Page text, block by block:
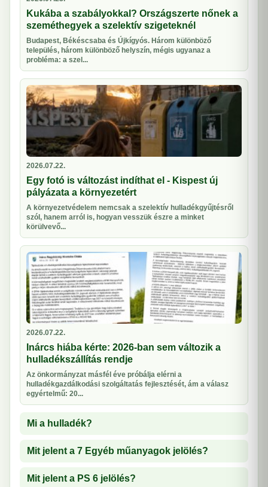
Kukába a szabályokkal? Országszerte nőnek a
szeméthegyek a szelektív szigeteknél
Budapest, Békéscsaba és Újkígyós. Három különböző
település, három különböző helyszín, mégis ugyanaz a
probléma: a szel...
2026.07.22.
Egy fotó is változást indíthat el - Kispest új
pályázata a környezetért
A környezetvédelem nemcsak a szelektív hulladékgyűjtésről
szól, hanem arról is, hogyan vesszük észre a minket
körülvevő...
2026.07.22.
Inárcs hiába kérte: 2026-ban sem változik a
hulladékszállítás rendje
Az önkormányzat másfél éve próbálja elérni a
hulladékgazdálkodási szolgáltatás fejlesztését, ám a válasz
egyértelmű: 20...
Mi a hulladék?
Mit jelent a 7 Egyéb műanyagok jelölés?
Mit jelent a PS 6 jelölés?